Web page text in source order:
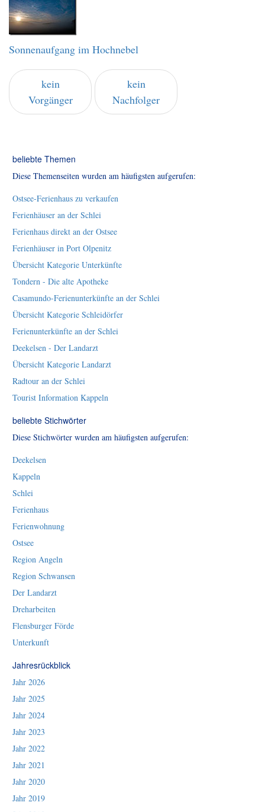
Sonnenaufgang im Hochnebel
kein
Vorgänger
kein
Nachfolger
beliebte Themen
Diese Themenseiten wurden am häufigsten aufgerufen:
Ostsee-Ferienhaus zu verkaufen
Ferienhäuser an der Schlei
Ferienhaus direkt an der Ostsee
Ferienhäuser in Port Olpenitz
Übersicht Kategorie Unterkünfte
Tondern - Die alte Apotheke
Casamundo-Ferienunterkünfte an der Schlei
Übersicht Kategorie Schleidörfer
Ferienunterkünfte an der Schlei
Deekelsen - Der Landarzt
Übersicht Kategorie Landarzt
Radtour an der Schlei
Tourist Information Kappeln
beliebte Stichwörter
Diese Stichwörter wurden am häufigsten aufgerufen:
Deekelsen
Kappeln
Schlei
Ferienhaus
Ferienwohnung
Ostsee
Region Angeln
Region Schwansen
Der Landarzt
Dreharbeiten
Flensburger Förde
Unterkunft
Jahresrückblick
Jahr 2026
Jahr 2025
Jahr 2024
Jahr 2023
Jahr 2022
Jahr 2021
Jahr 2020
Jahr 2019